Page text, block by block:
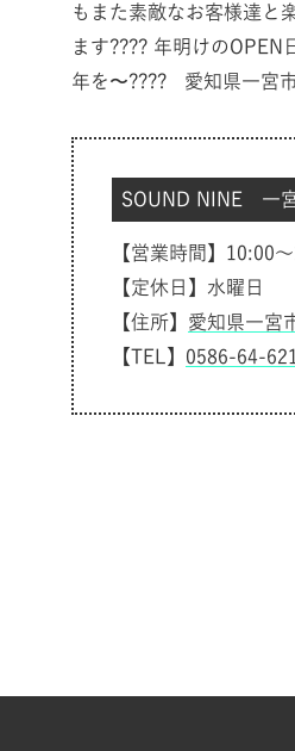
もまた素敵なお客様達と
ます???? 年明けの
年を〜???? 愛知県一宮
SOUND NINE 一
【営業時間】10:00
【定休日】水曜日
【住所】 愛知県一宮
【TEL】 0586-64-